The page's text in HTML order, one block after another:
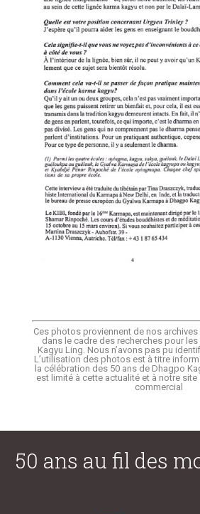
Ces photos proviennent de nos
dans le cadre des recherches pour
Kagyu Ling. Nous n’avons pas pu
L’utilisation des photos est à titre
la célébration des 50 ans de Dhagpo
est limité à cette actualité et à notre site
commercial
50 ans au fil des